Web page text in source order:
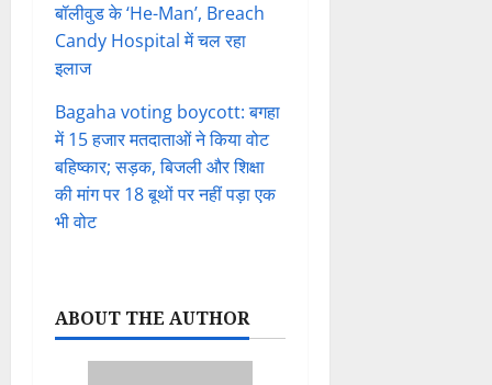
बॉलीवुड के ‘He-Man’, Breach
Candy Hospital में चल रहा
इलाज
Bagaha voting boycott: बगहा
में 15 हजार मतदाताओं ने किया वोट
बहिष्कार; सड़क, बिजली और शिक्षा
की मांग पर 18 बूथों पर नहीं पड़ा एक
भी वोट
ABOUT THE AUTHOR